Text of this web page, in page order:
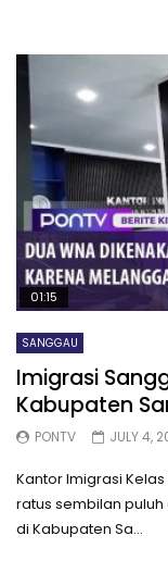
01:15
SANGGAU
Imigrasi
Kabupaten
PONTV JULY 4,
Kantor Imigrasi
ratus sembilan
di Kabupaten Sa...